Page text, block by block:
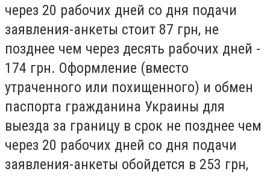
через 20 рабочих дней со дня подачи
заявления-анкеты стоит 87 грн, не
позднее чем через десять рабочих дней -
174 грн. Оформление (вместо
утраченного или похищенного) и обмен
паспорта гражданина Украины для
выезда за границу в срок не позднее чем
через 20 рабочих дней со дня подачи
заявления-анкеты обойдется в 253 грн,